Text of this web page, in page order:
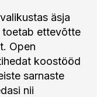
äsja
toetab ettevõtte
Open
koostööd
sarnaste
nii